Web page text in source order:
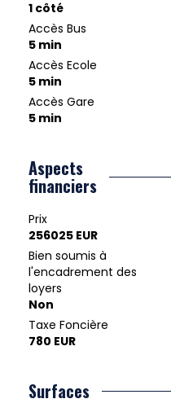
1 côté
Accès Bus
5 min
Accès Ecole
5 min
Accès Gare
5 min
Aspects
financiers
Prix
256025 EUR
Bien soumis à
l'encadrement des
loyers
Non
Taxe Foncière
780 EUR
Surfaces